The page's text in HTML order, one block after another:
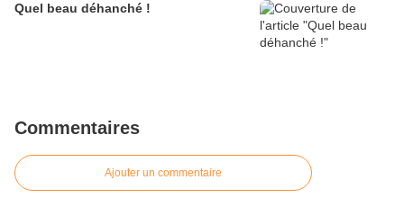
Quel beau déhanché !
Commentaires
Ajouter un commentaire